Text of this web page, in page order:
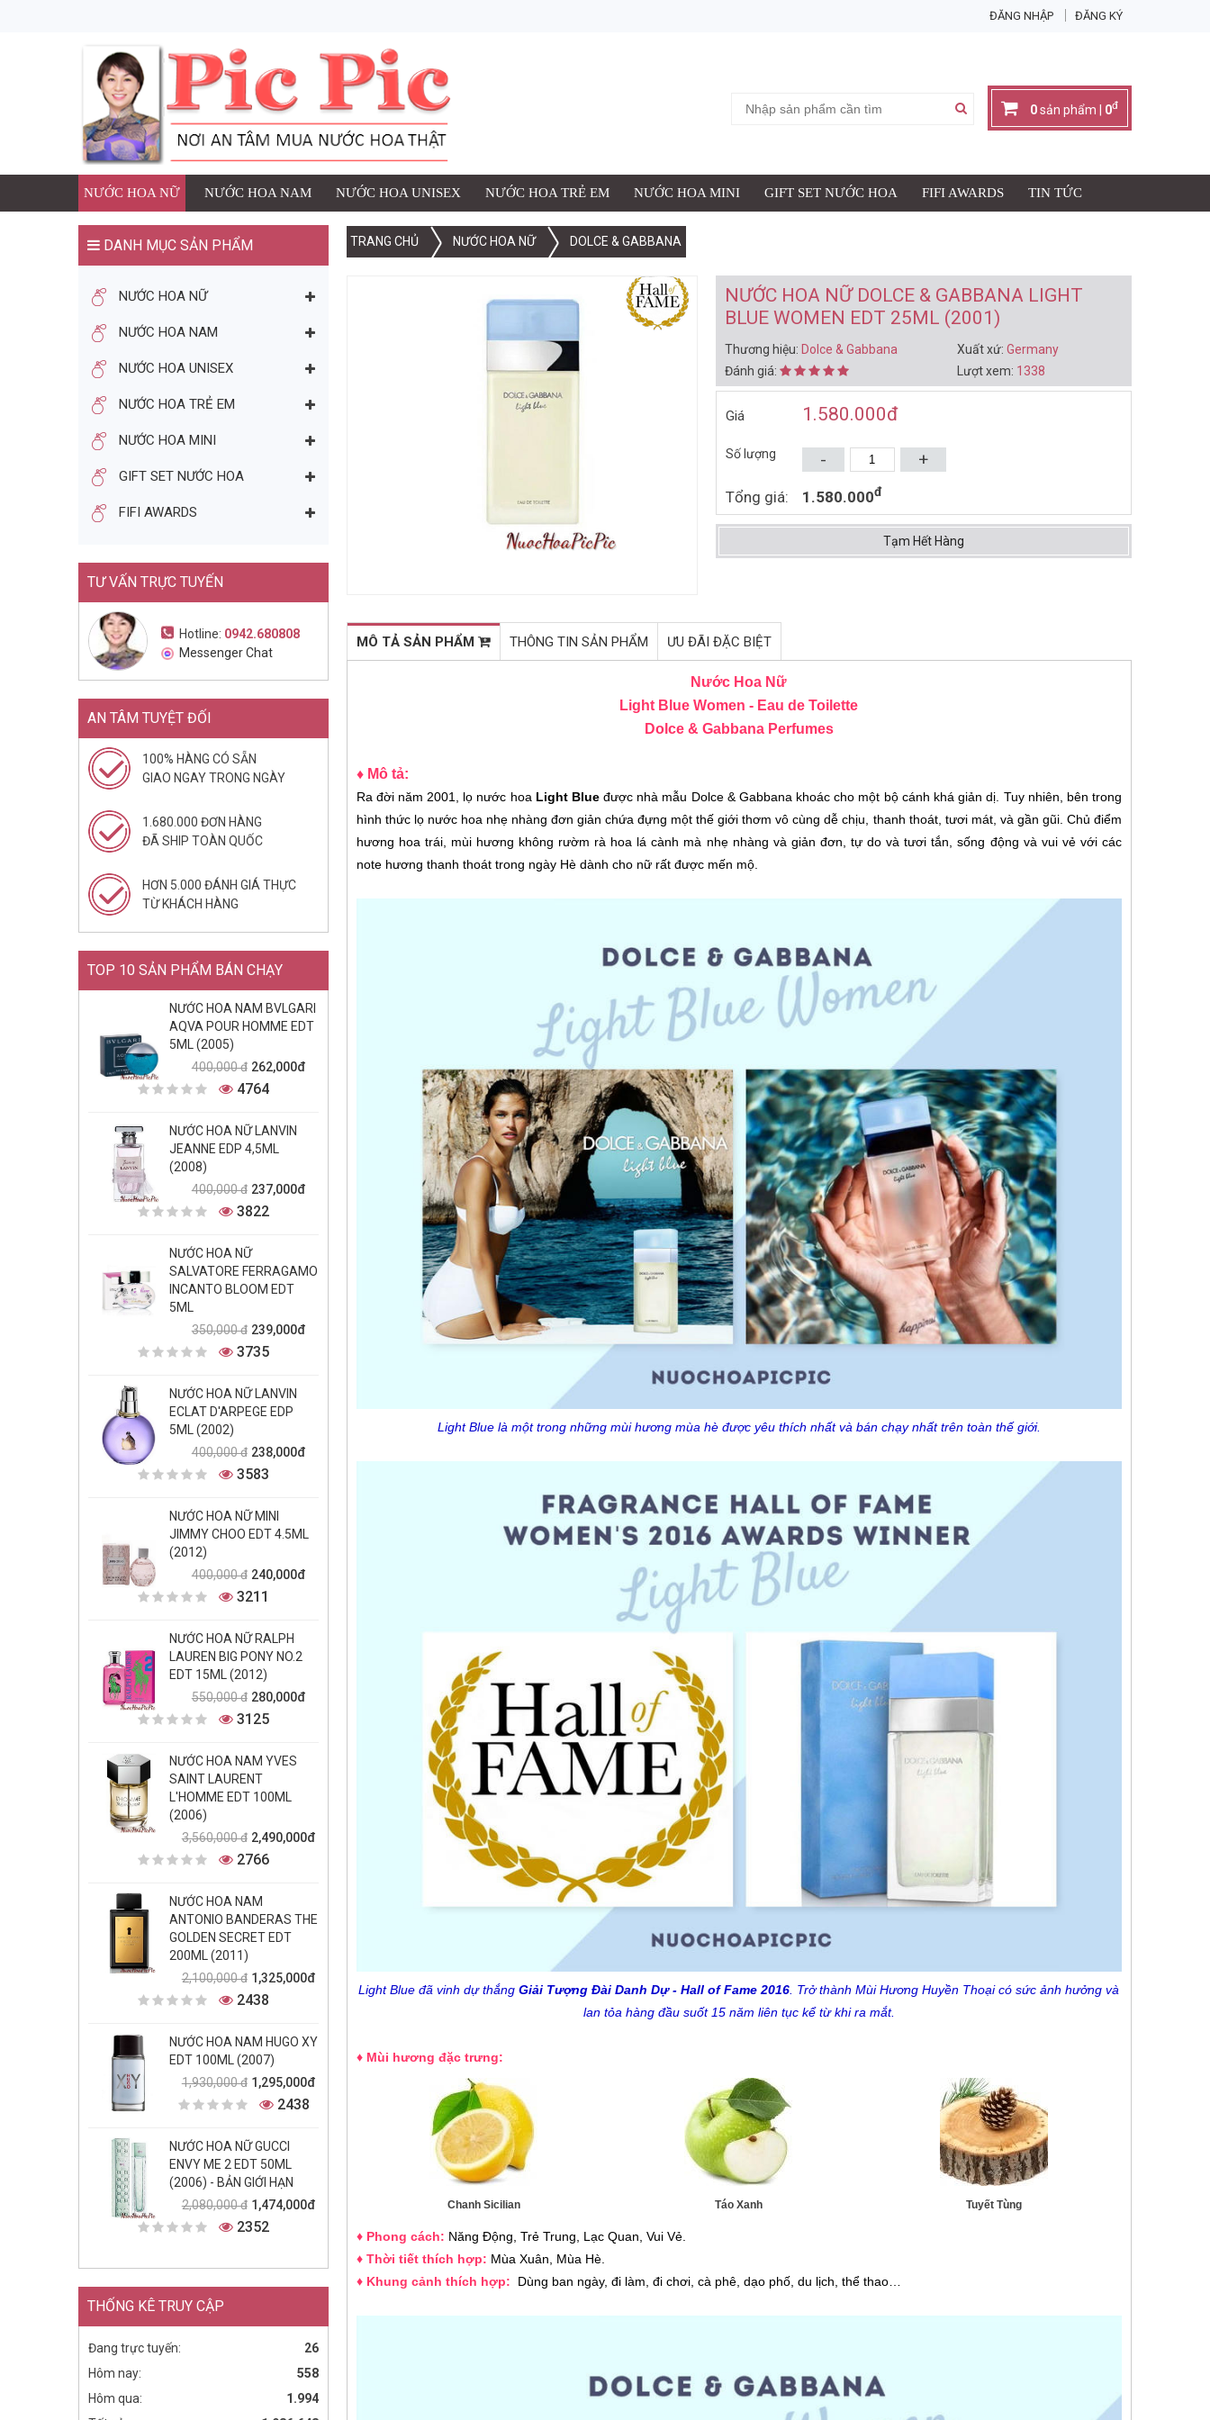
ĐĂNG NHẬP ĐĂNG KÝ
0sản phẩm | 0đ
NƯỚC HOA NỮ NƯỚC HOA NAM NƯỚC HOA UNISEX NƯỚC HOA TRẺ EM NƯỚC HOA MINI GIFT SET NƯỚC HOA FIFI AWARDS TIN TỨC
DANH MỤC SẢN PHẨM
NƯỚC HOA NỮ
NƯỚC HOA NAM
NƯỚC HOA UNISEX
NƯỚC HOA TRẺ EM
NƯỚC HOA MINI
GIFT SET NƯỚC HOA
FIFI AWARDS
TƯ VẤN TRỰC TUYẾN
Hotline: 0942.680808
Messenger Chat
AN TÂM TUYỆT ĐỐI
100% HÀNG CÓ SẴN
GIAO NGAY TRONG NGÀY
1.680.000 ĐƠN HÀNG
ĐÃ SHIP TOÀN QUỐC
HƠN 5.000 ĐÁNH GIÁ THỰC
TỪ KHÁCH HÀNG
TOP 10 SẢN PHẨM BÁN CHẠY
NƯỚC HOA NAM BVLGARI
AQVA POUR HOMME EDT
5ML (2005)
400,000 đ 262,000đ
4764
NƯỚC HOA NỮ LANVIN
JEANNE EDP 4,5ML
(2008)
400,000 đ 237,000đ
3822
NƯỚC HOA NỮ
SALVATORE FERRAGAMO
INCANTO BLOOM EDT
5ML
350,000 đ 239,000đ
3735
NƯỚC HOA NỮ LANVIN
ECLAT D'ARPEGE EDP
5ML (2002)
400,000 đ 238,000đ
3583
NƯỚC HOA NỮ MINI
JIMMY CHOO EDT 4.5ML
(2012)
400,000 đ 240,000đ
3211
NƯỚC HOA NỮ RALPH
LAUREN BIG PONY NO.2
EDT 15ML (2012)
550,000 đ 280,000đ
3125
NƯỚC HOA NAM YVES
SAINT LAURENT
L'HOMME EDT 100ML
(2006)
3,560,000 đ 2,490,000đ
2766
NƯỚC HOA NAM
ANTONIO BANDERAS THE
GOLDEN SECRET EDT
200ML (2011)
2,100,000 đ 1,325,000đ
2438
NƯỚC HOA NAM HUGO XY
EDT 100ML (2007)
1,930,000 đ 1,295,000đ
2438
NƯỚC HOA NỮ GUCCI
ENVY ME 2 EDT 50ML
(2006) - BẢN GIỚI HẠN
2,080,000 đ 1,474,000đ
2352
THỐNG KÊ TRUY CẬP
Đang trực tuyến:
26
Hôm nay:
558
Hôm qua:
1.994
TRANG CHỦ NƯỚC HOA NỮ DOLCE & GABBANA
NƯỚC HOA NỮ DOLCE & GABBANA LIGHT
BLUE WOMEN EDT 25ML (2001)
Thương hiệu: Dolce & Gabbana Xuất xứ:Germany
Đánh giá:
Lượt xem: 1338
Giá 1.580.000đ
Số lượng +
-
Tổng giá: 1.580.000đ
Tạm Hết Hàng
1 SẢN PHẨM ĐÃ ĐƯỢC THÊM VÀO GIỎ HÀNG
NƯỚC HOA NỮ DOLCE & GABBANA LIGHT BLUE WOMEN EDT 25ML (2001)
Thương hiệu: Dolce & Gabbana
Số lượng:
Giá: đ
TIẾP TỤC MUA HÀNG
BẠN CÓ THỂ THÍCH
FERRAGAMO F BY
EDT 100ML
1.940.000đ
Mua ngay Mua ngay
GABBANA LIGHT BLUE
VOYAGE D'HERMES EDT
35ML (2010)
2.460.000đ 1.606.000đ
MÔ TẢ SẢN PHẨM THÔNG TIN SẢN PHẨM ƯU ĐÃI ĐẶC BIỆT
Nước Hoa Nữ
Light Blue Women - Eau de Toilette
Dolce & Gabbana Perfumes
♦ Mô tả:
Ra đời năm 2001, lọ nước hoa Light Blueđược nhà mẫu Dolce & Gabbana khoác cho một bộ cánh khá giản dị. Tuy nhiên, bên trong
hình thức lọ nước hoa nhẹ nhàng đơn giản chứa đựng một thế giới thơm vô cùng dễ chịu, thanh thoát, tươi mát, và gần gũi. Chủ điểm
hương hoa trái, mùi hương không rườm rà hoa lá cành mà nhẹ nhàng và giản đơn, tự do và tươi tắn, sống động và vui vẻ với các
note hương thanh thoát trong ngày Hè dành cho nữ rất được mến mộ.
Light Blue là một trong những mùi hương mùa hè được yêu thích nhất và bán chạy nhất trên toàn thế giới.
Light Blue đã vinh dự thắngGiải Tượng Đài Danh Dự - Hall of Fame 2016 . Trở thành Mùi Hương Huyền Thoại có sức ảnh hưởng và
lan tỏa hàng đầu suốt 15 năm liên tục kể từ khi ra mắt.
♦ Mùi hương đặc trưng:
Chanh Sicilian Táo Xanh Tuyết Tùng
♦ Phong cách: Năng Động, Trẻ Trung, Lạc Quan, Vui Vẻ.
♦ Thời tiết thích hợp: Mùa Xuân, Mùa Hè.
♦ Khung cảnh thích hợp:
Dùng ban ngày, đi làm, đi chơi, cà phê, dạo phố, du lịch, thể thao…